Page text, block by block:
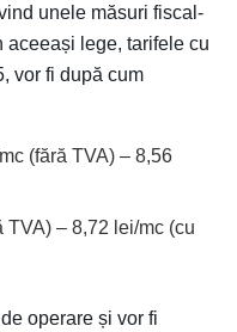
unele măsuri fiscal-
aceeași lege, tarifele cu
vor fi după cum
(fără TVA) – 8,56
– 8,72 lei/mc (cu
operare și vor fi